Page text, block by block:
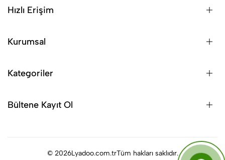
Hızlı Erişim
Kurumsal
Kategoriler
Bültene Kayıt Ol
© 2026Lyadoo.com.trTüm hakları saklıdır.